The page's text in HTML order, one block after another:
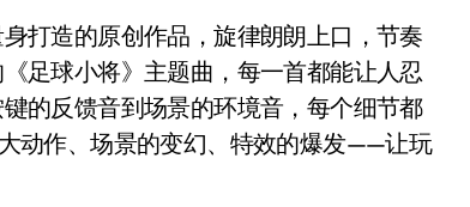
打造的原创作品，旋律朗朗上口，节奏
足球小将》主题曲，每一首都能让人忍
的反馈音到场景的环境音，每个细节都
动作、场景的变幻、特效的爆发——让玩